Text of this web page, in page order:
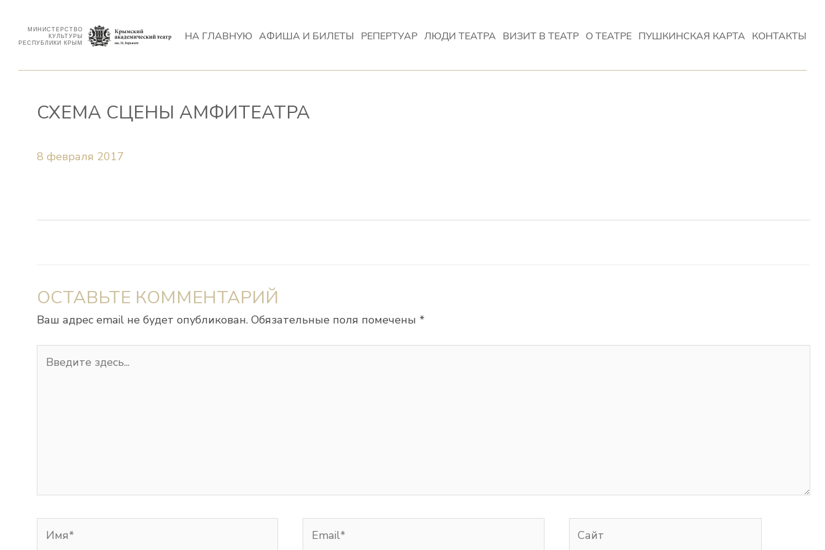
МИНИСТЕРСТВО
КУЛЬТУРЫ
РЕСПУБЛИКИ КРЫМ
НА ГЛАВНУЮ АФИША И БИЛЕТЫ РЕПЕРТУАР ЛЮДИ ТЕАТРА ВИЗИТ В ТЕАТР О ТЕАТРЕ ПУШКИНСКАЯ КАРТА КОНТАКТЫ
СХЕМА СЦЕНЫ АМФИТЕАТРА
8 февраля 2017
ОСТАВЬТЕ КОММЕНТАРИЙ
Ваш адрес email не будет опубликован. Обязательные поля помечены *